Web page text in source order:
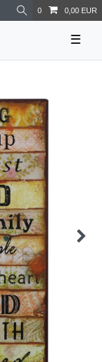
0 0,00 EUR
☰